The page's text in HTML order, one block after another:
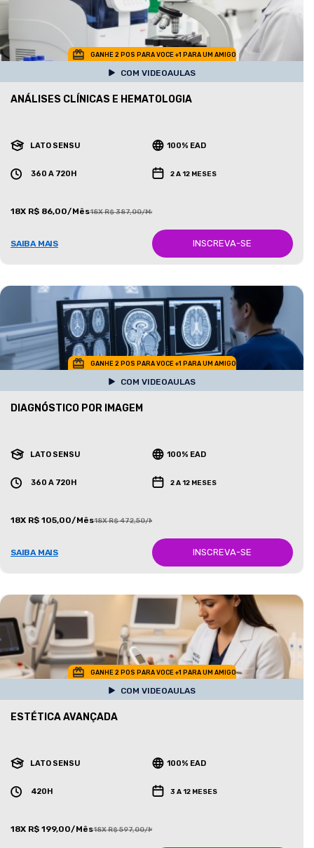
GANHE 2 POS PARA VOCE +1 PARA UM AMIGO
COM VIDEOAULAS
ANÁLISES CLÍNICAS E HEMATOLOGIA
LATO SENSU 100% EAD
360 A 720H 2 A 12 MESES
18X R$ 86,00/Mês18X R$ 387,00/Mês
SAIBA MAIS INSCREVA-SE
GANHE 2 POS PARA VOCE +1 PARA UM AMIGO
COM VIDEOAULAS
DIAGNÓSTICO POR IMAGEM
LATO SENSU 100% EAD
360 A 720H 2 A 12 MESES
18X R$ 105,00/Mês18X R$ 472,50/Mês
SAIBA MAIS INSCREVA-SE
GANHE 2 POS PARA VOCE +1 PARA UM AMIGO
COM VIDEOAULAS
ESTÉTICA AVANÇADA
LATO SENSU 100% EAD
420H 3 A 12 MESES
18X R$ 199,00/Mês18X R$ 597,00/Mês